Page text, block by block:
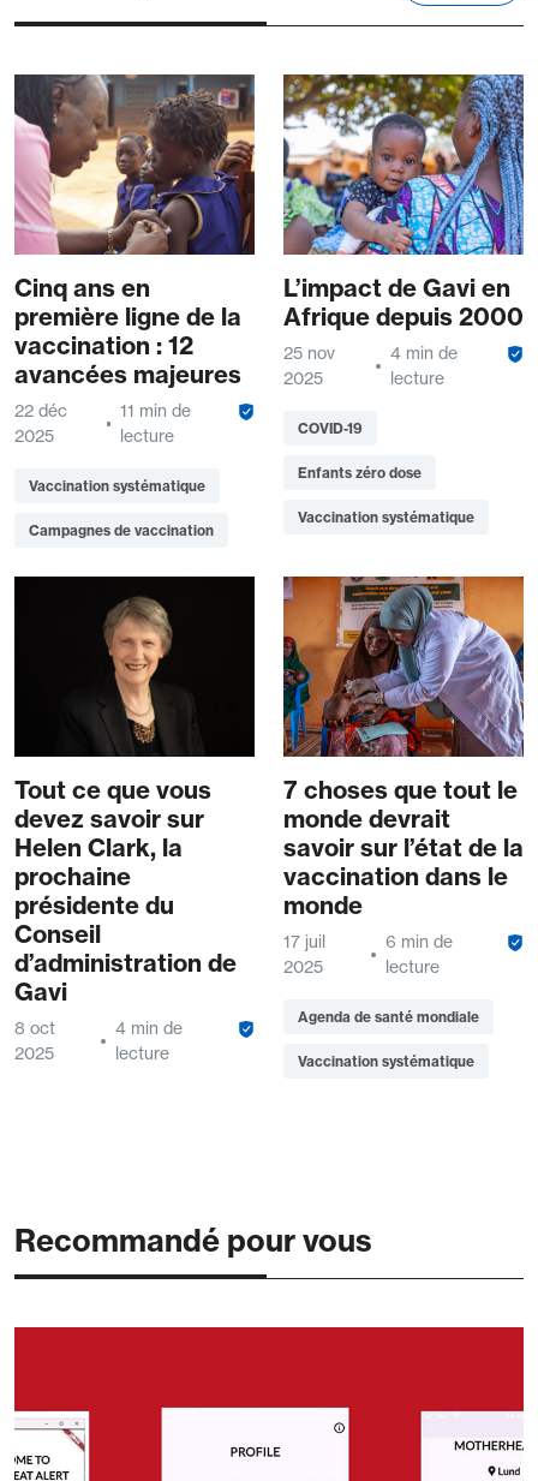
Cinq ans en
première ligne de la
vaccination : 12
avancées majeures
22 déc
2025
11 min de
lecture
Vaccination systématique
Campagnes de vaccination
L’impact de Gavi en
Afrique depuis 2000
25 nov
2025
4 min de
lecture
COVID-19
Enfants zéro dose
Vaccination systématique
Tout ce que vous
devez savoir sur
Helen Clark, la
prochaine
présidente du
Conseil
d’administration de
Gavi
8 oct
2025
4 min de
lecture
7 choses que tout le
monde devrait
savoir sur l’état de la
vaccination dans le
monde
17 juil
2025
6 min de
lecture
Agenda de santé mondiale
Vaccination systématique
Recommandé pour vous